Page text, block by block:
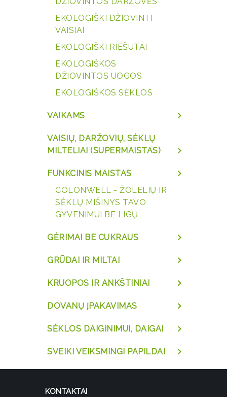
EKOLOGIŠKI DŽIOVINTI
VAISIAI
EKOLOGIŠKI RIEŠUTAI
EKOLOGIŠKOS
DŽIOVINTOS UOGOS
EKOLOGIŠKOS SĖKLOS
VAIKAMS
VAISIŲ, DARŽOVIŲ, SĖKLŲ
MILTELIAI (SUPERMAISTAS)
FUNKCINIS MAISTAS
COLONWELL - ŽOLELIŲ IR
SĖKLŲ MIŠINYS TAVO
GYVENIMUI BE LIGŲ
GĖRIMAI BE CUKRAUS
GRŪDAI IR MILTAI
KRUOPOS IR ANKŠTINIAI
DOVANŲ ĮPAKAVIMAS
SĖKLOS DAIGINIMUI, DAIGAI
SVEIKI VEIKSMINGI PAPILDAI
KONTAKTAI